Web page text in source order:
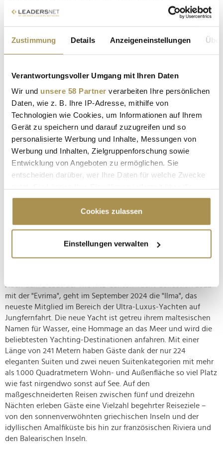
Zustimmung Details Anzeigeneinstellungen
Verantwortungsvoller Umgang mit Ihren Daten
Wir und unsere 58 Partner verarbeiten Ihre persönlichen
Daten, wie z. B. Ihre IP-Adresse, mithilfe von
Technologien wie Cookies, um Informationen auf Ihrem
Gerät zu speichern und darauf zuzugreifen und so
personalisierte Werbung und Inhalte, Messungen von
Werbung und Inhalten, Zielgruppenforschung sowie
Entwicklung von Angeboten zu ermöglichen. Sie
entscheiden darüber, wer Ihre Daten für welche Zwecke
Cookie-Erklärung oder durch Klicken auf das Privacy
Trigger Symbol ändern oder widerrufen
Informationen über Ihre geografische Lage
erfassen, welche bis auf einige Meter genau sein
bestimmten Merkmalen (Fingerprinting) identifizieren
Erfahren Sie mehr darüber, wie Ihre persönlichen Daten
verarbeitet werden, und legen Sie Ihre Präferenzen im
Abschnitt Einzelheitenfest.
Wir verwenden Cookies, um Inhalte und Anzeigen zu
personalisieren, Funktionen für soziale Medien anbieten
zu können und die Zugriffe auf unsere Website zu
analysieren. Außerdem geben wir Informationen zu Ihrer
Verwendung unserer Website an unsere Partner für
soziale Medien, Werbung und Analysen weiter. Unsere
Partner führen diese Informationen möglicherweise mit
weiteren Daten zusammen, die Sie ihnen bereitgestellt
Cookies zulassen
Einstellungen verwalten
Moschee, dem Al Hajar Gebirge und den Daymaniyat Inseln.
Bei der geschwungenen Architektur der 250 hochwertig
ausgestatteten Zimmer und Suiten des Hotels sowie bei der
Innenausstattung ließen sich die Designer vom Stil einer
Golfs von Oman und schafft so den Inbegriff des modernen
Wohnens am Wasser.
Maßgeschneiderte Luxusreisen auf der "Ilma", einer Ultra-Luxus-Yacht aus der The
Ritz-Carlton Yacht Collection © Marriott International
Nach dem Debüt der The Ritz-Carlton Yacht Collection 2022
mit der "Evrima", geht im September 2024 die "Ilma", das
neueste Mitglied im Bereich der Ultra-Luxus-Yachten auf
Jungfernfahrt. Die neue Yacht ist getreu ihrem maltesischen
Namen für Wasser, eine Hommage an das Meer und wird die
beliebtesten Yachting-Destinationen anfahren. Mit einer
Länge von 241 Metern haben Gäste dank der nur 224
eleganten Suiten und zwei neuen Suitenkategorien mit mehr
als 1.000 Quadratmetern Wohn- und Außenfläche so viel Platz
wie fast nirgendwo sonst auf See. Auf den
maßgeschneiderten Reisen zwischen fünf und dreizehn
Nächten erleben Gäste eine Vielzahl begehrter Reiseziele –
von den sonnenverwöhnten griechischen Inseln und der
idyllischen Amalfiküste bis hin zur französischen Riviera und
den Balearischen Inseln.